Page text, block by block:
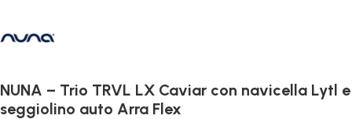
NUNA – Trio TRVL LX Caviar con navicella Lytl e
seggiolino auto Arra Flex